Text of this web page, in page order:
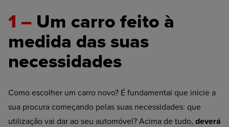
1 – Um carro feito à
medida das suas
necessidades
Como escolher um carro novo? É fundamental que inicie a
sua procura começando pelas suas necessidades: que
utilização vai dar ao seu automóvel? Acima de tudo, deverá